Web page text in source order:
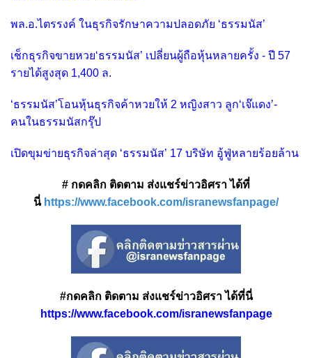
พล.อ.ไตรรงค์ ในธุรกิจรักษาความปลอดภัย ‘ธรรมนัส’
เช็กธุรกิจขายหวย‘ธรรมนัส’ เปลี่ยนผู้ถือหุ้นหลายครั้ง - ปี 57
รายได้สูงสุด 1,400 ล.
‘ธรรมนัส’โอนหุ้นธุรกิจค้าหวยให้ 2 หญิงสาว ลูก‘เจ๊แดง’-
คนในธรรมนัสกรุ๊ป
เปิดขุมข่ายธุรกิจล่าสุด ‘ธรรมนัส’ 17 บริษัท อู้ฟู่หลายร้อยล้าน
# กดคลิก ติดตาม ส่งแชร์ข่าวอิศรา ได้ที่
นี่ https://www.facebook.com/isranewsfanpage/
#กดคลิก ติดตาม ส่งแชร์ข่าวอิศรา ได้ที่นี่
https://www.facebook.com/isranewsfanpage